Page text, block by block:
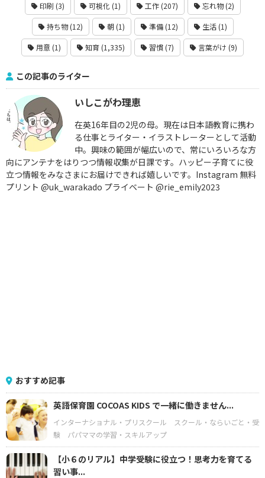
印刷 (3) 可視化 (1) 工作 (207) 忘れ物 (2)
持ち物 (12) 朝 (1) 準備 (12) 生活 (1)
用意 (1) 知育 (1,335) 習慣 (7) 言葉がけ (9)
この記事のライター
いしこがわ理恵
在英16年目の2児の母。現在は日本語教育に携わ
る仕事とライター・イラストレーターとして活動
中。興味の範囲が幅広いので、常にいろいろな方
向にアンテナをはりつつ情報収集が日課です。ハッピー子育てに役
立つ情報をみなさまにお届けできれば嬉しいです。Instagram 無料
プリント @uk_warakado プライベート @rie_emily2023
おすすめ記事
英語保育園 COCOAS KIDS で一緒に働きません...
インターナショナル・プリスクール
スクール・ならいごと・受
験
パパママの学習・スキルアップ
【小６のリアル】中学受験に役立つ！思考力を育てる
習い事...